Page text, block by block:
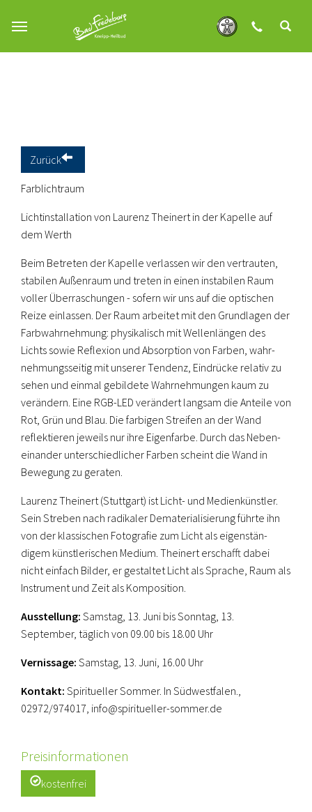
Zurück
Farblichtraum
Lichtinstallation von Laurenz Theinert in der Kapelle auf
dem Werth
Beim Betreten der Kapelle verlassen wir den vertrauten,
stabilen Außenraum und treten in einen instabilen Raum
voller Überraschungen - sofern wir uns auf die optischen
Reize einlassen. Der Raum arbeitet mit den Grundlagen der
Farbwahrnehmung: physikalisch mit Wellenlängen des
Lichts sowie Reflexion und Absorption von Farben, wahr­
nehmungsseitig mit unserer Tendenz, Eindrücke relativ zu
sehen und einmal gebildete Wahrnehmungen kaum zu
verändern. Eine RGB-LED verändert langsam die Anteile von
Rot, Grün und Blau. Die farbigen Streifen an der Wand
reflektieren jeweils nur ihre Eigenfarbe. Durch das Neben­
einander unterschiedlicher Farben scheint die Wand in
Bewegung zu geraten.
Laurenz Theinert (Stuttgart) ist Licht- und Medienkünstler.
Sein Streben nach radikaler Dematerialisierung führte ihn
von der klassischen Fotografie zum Licht als eigenstän­
digem künstlerischen Medium. Theinert erschafft dabei
nicht einfach Bilder, er gestaltet Licht als Sprache, Raum als
Instrument und Zeit als Komposition.
Ausstellung: Samstag, 13. Juni bis Sonntag, 13.
September, täglich von 09.00 bis 18.00 Uhr
Vernissage: Samstag, 13. Juni, 16.00 Uhr
Kontakt: Spiritueller Sommer. In Südwestfalen.,
02972/974017, info@spiritueller-sommer.de
Preisinformationen
kostenfrei